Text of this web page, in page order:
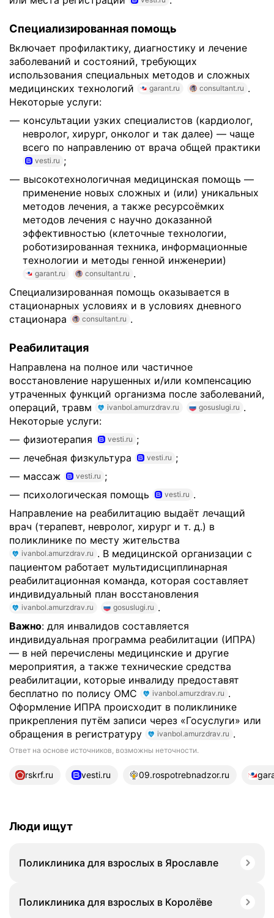
Специализированная помощь
Включает профилактику, диагностику и лечение
заболеваний и состояний, требующих
использования специальных методов и сложных
медицинских технологий
garant.ru consultant.ru .
Некоторые услуги:
консультации узких специалистов (кардиолог,
невролог, хирург, онколог и так далее) — чаще
всего по направлению от врача общей практики
vesti.ru ;
высокотехнологичная медицинская помощь —
применение новых сложных и (или) уникальных
методов лечения, а также ресурсоёмких
методов лечения с научно доказанной
эффективностью (клеточные технологии,
роботизированная техника, информационные
технологии и методы генной инженерии)
garant.ru consultant.ru .
Специализированная помощь оказывается в
стационарных условиях и в условиях дневного
стационара
consultant.ru .
Реабилитация
Направлена на полное или частичное
восстановление нарушенных и/или компенсацию
утраченных функций организма после заболеваний,
операций, травм
ivanbol.amurzdrav.ru gosuslugi.ru .
Некоторые услуги:
физиотерапия
vesti.ru ;
лечебная физкультура
vesti.ru ;
массаж
vesti.ru ;
психологическая помощь
vesti.ru .
Направление на реабилитацию выдаёт лечащий
врач (терапевт, невролог, хирург и т. д.) в
поликлинике по месту жительства
ivanbol.amurzdrav.ru . В медицинской организации с
пациентом работает мультидисциплинарная
реабилитационная команда, которая составляет
индивидуальный план восстановления
ivanbol.amurzdrav.ru gosuslugi.ru .
Важно: для инвалидов составляется
индивидуальная программа реабилитации (ИПРА)
— в ней перечислены медицинские и другие
мероприятия, а также технические средства
реабилитации, которые инвалиду предоставят
бесплатно по полису ОМС
ivanbol.amurzdrav.ru .
Оформление ИПРА происходит в поликлинике
прикрепления путём записи через «Госуслуги» или
обращения в регистратуру
ivanbol.amurzdrav.ru .
Ответ на основе источников, возможны неточности.
22 источника
rskrf.ru vesti.ru 09.rospotrebnadzor.ru
Люди ищут
Поликлиника для взрослых в Ярославле
Поликлиника для взрослых в Королёве